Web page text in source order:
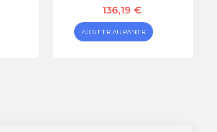
136,19 €
AJOUTER AU PANIER